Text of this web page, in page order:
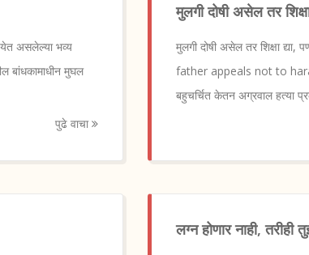
येत असलेल्या भव्य
बांधकामाधीन मुघल
पुढे वाचा
मुलगी दोषी असेल तर
मुलगी दोषी असेल तर शिक्षा
father appeals not to
बहुचर्चित केतन अग्रवाल हत्या
लग्न होणार नाही,